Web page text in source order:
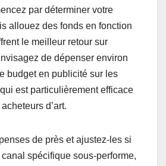
par déterminer votre
allouez des fonds en fonction
le meilleur retour sur
de dépenser environ
budget en publicité sur les
est particulièrement efficace
d’art.
de près et ajustez-les si
spécifique sous-performe,